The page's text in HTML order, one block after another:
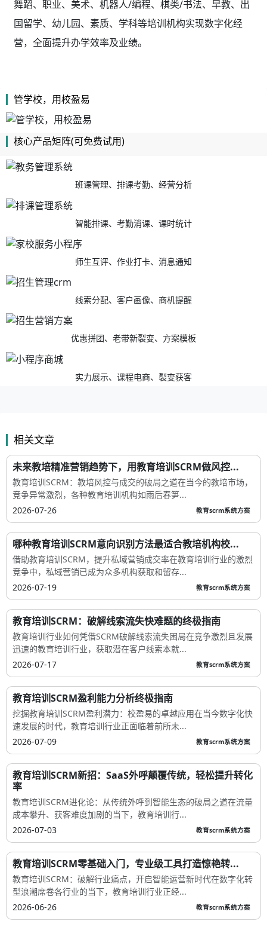
舞蹈、职业、美术、机器人/编程、棋类/书法、早教、出
国留学、幼儿园、素质、学科等培训机构实现数字化经
营，全面提升办学效率及业绩。
管学校，用校盈易
核心产品矩阵(可免费试用)
班课管理、排课考勤、经营分析
智能排课、考勤消课、课时统计
师生互评、作业打卡、消息通知
线索分配、客户画像、商机提醒
优惠拼团、老带新裂变、方案模板
实力展示、课程电商、裂变获客
相关文章
未来教培精准营销趋势下，用教育培训SCRM做风控...
教育培训SCRM：教培风控与成交的破局之道在当今的教培市场，
竞争异常激烈，各种教育培训机构如雨后春笋...
2026-07-26
教育scrm系统方案
哪种教育培训SCRM意向识别方法最适合教培机构校...
借助教育培训SCRM，提升私域营销成交率在教育培训行业的激烈
竞争中，私域营销已成为众多机构获取和留存...
2026-07-19
教育scrm系统方案
教育培训SCRM：破解线索流失快难题的终极指南
教育培训行业如何凭借SCRM破解线索流失困局在竞争激烈且发展
迅速的教育培训行业，获取潜在客户线索本就...
2026-07-17
教育scrm系统方案
教育培训SCRM盈利能力分析终极指南
挖掘教育培训SCRM盈利潜力：校盈易的卓越应用在当今数字化快
速发展的时代，教育培训行业正面临着前所未...
2026-07-09
教育scrm系统方案
教育培训SCRM新招：SaaS外呼颠覆传统，轻松提升转化
率
教育培训SCRM进化论：从传统外呼到智能生态的破局之道在流量
成本攀升、获客难度加剧的当下，教育培训行...
2026-07-03
教育scrm系统方案
教育培训SCRM零基础入门，专业级工具打造惊艳转...
教育培训SCRM：破解行业痛点，开启智能运营新时代在数字化转
型浪潮席卷各行业的当下，教育培训行业正经...
2026-06-26
教育scrm系统方案